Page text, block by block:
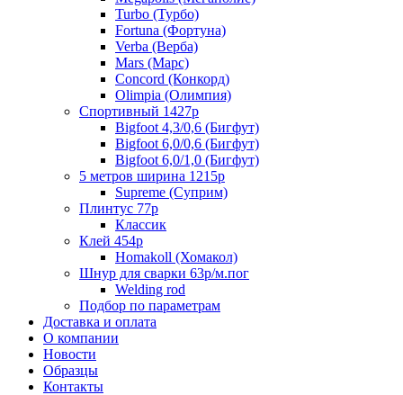
Turbo (Турбо)
Fortuna (Фортуна)
Verba (Верба)
Mars (Марс)
Concord (Конкорд)
Olimpia (Олимпия)
Спортивный 1427р
Bigfoot 4,3/0,6 (Бигфут)
Bigfoot 6,0/0,6 (Бигфут)
Bigfoot 6,0/1,0 (Бигфут)
5 метров ширина 1215р
Supreme (Суприм)
Плинтус 77р
Классик
Клей 454р
Homakoll (Хомакол)
Шнур для сварки 63р/м.пог
Welding rod
Подбор по параметрам
Доставка и оплата
О компании
Новости
Образцы
Контакты